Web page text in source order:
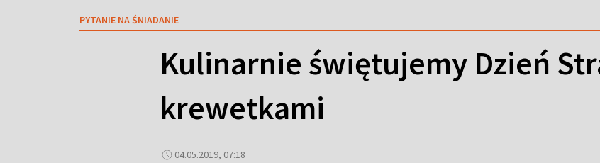
PYTANIE NA ŚNIADANIE
Kulinarnie świętujemy Dzień
krewetkami
04.05.2019, 07:18